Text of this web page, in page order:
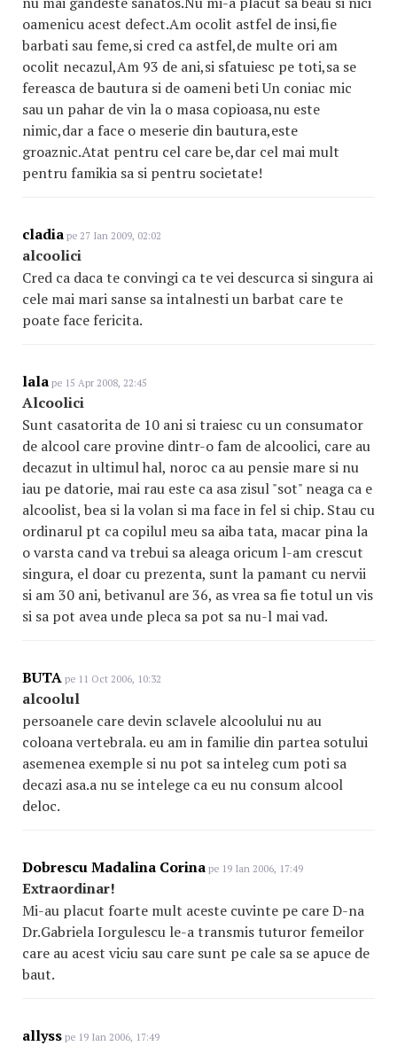
oamenicu acest defect.Am ocolit astfel de insi,fie
barbati sau feme,si cred ca astfel,de multe ori am
ocolit necazul,Am 93 de ani,si sfatuiesc pe toti,sa se
fereasca de bautura si de oameni beti Un coniac mic
sau un pahar de vin la o masa copioasa,nu este
nimic,dar a face o meserie din bautura,este
groaznic.Atat pentru cel care be,dar cel mai mult
pentru famikia sa si pentru societate!
cladia pe 27 Ian 2009, 02:02
alcoolici
Cred ca daca te convingi ca te vei descurca si singura ai
cele mai mari sanse sa intalnesti un barbat care te
poate face fericita.
lala pe 15 Apr 2008, 22:45
Alcoolici
Sunt casatorita de 10 ani si traiesc cu un consumator
de alcool care provine dintr-o fam de alcoolici, care au
decazut in ultimul hal, noroc ca au pensie mare si nu
iau pe datorie, mai rau este ca asa zisul "sot" neaga ca e
alcoolist, bea si la volan si ma face in fel si chip. Stau cu
ordinarul pt ca copilul meu sa aiba tata, macar pina la
o varsta cand va trebui sa aleaga oricum l-am crescut
singura, el doar cu prezenta, sunt la pamant cu nervii
si am 30 ani, betivanul are 36, as vrea sa fie totul un vis
si sa pot avea unde pleca sa pot sa nu-l mai vad.
BUTA pe 11 Oct 2006, 10:32
alcoolul
persoanele care devin sclavele alcoolului nu au
coloana vertebrala. eu am in familie din partea sotului
asemenea exemple si nu pot sa inteleg cum poti sa
decazi asa.a nu se intelege ca eu nu consum alcool
deloc.
Dobrescu Madalina Corina pe 19 Ian 2006, 17:49
Extraordinar!
Mi-au placut foarte mult aceste cuvinte pe care D-na
Dr.Gabriela Iorgulescu le-a transmis tuturor femeilor
care au acest viciu sau care sunt pe cale sa se apuce de
baut.
allyss pe 19 Ian 2006, 17:49